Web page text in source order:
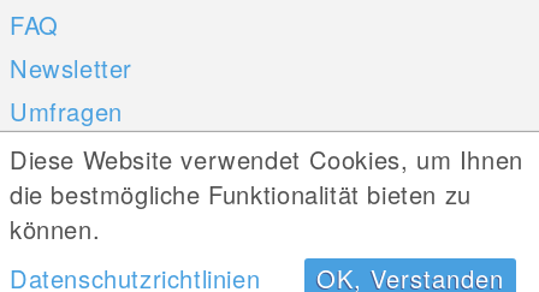
FAQ
Newsletter
Umfragen
Mobile Apps
iOS
Android
Social Web
Diese Website verwendet Cookies, um Ihnen
die bestmögliche Funktionalität bieten zu
können.
Datenschutzrichtlinien
OK, Verstanden